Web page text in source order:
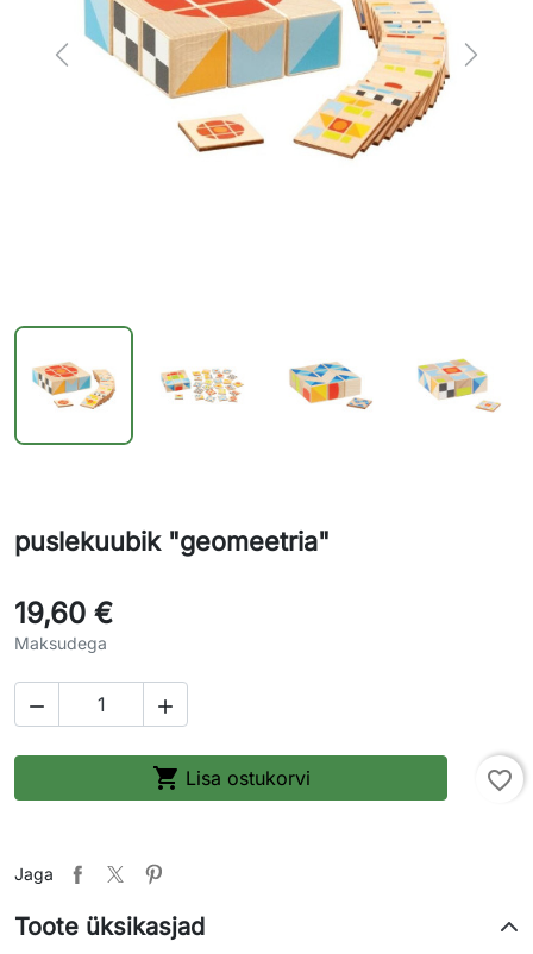
Previous Next
puslekuubik "geomeetria"
19,60 €
Maksudega
 
 Lisa ostukorvi favorite_border
Jaga
Toote üksikasjad